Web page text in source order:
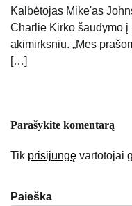
Kalbėtojas Mike'as
Charlie Kirko šaudymo
akimirksniu. „Mes
[…]
Parašykite komentarą
Tik prisijungę vartotojai
Paieška